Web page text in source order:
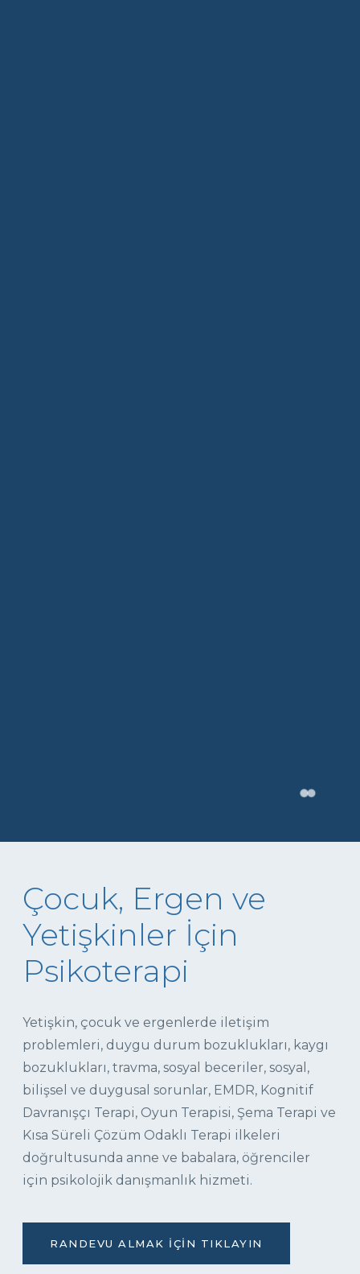
Çocuk, Ergen ve
Yetişkinler İçin
Psikoterapi
Yetişkin, çocuk ve ergenlerde iletişim
problemleri, duygu durum bozuklukları, kaygı
bozuklukları, travma, sosyal beceriler, sosyal,
bilişsel ve duygusal sorunlar, EMDR, Kognitif
Davranışçı Terapi, Oyun Terapisi, Şema Terapi ve
Kısa Süreli Çözüm Odaklı Terapi ilkeleri
doğrultusunda anne ve babalara, öğrenciler
için psikolojik danışmanlık hizmeti.
RANDEVU ALMAK İÇIN TIKLAYIN